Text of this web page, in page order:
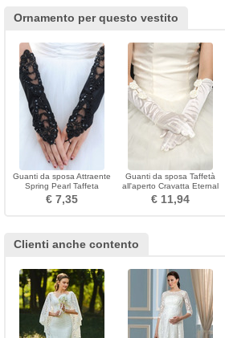
Ornamento per questo vestito
Guanti da sposa Attraente
Spring Pearl Taffeta
Outdoor
€ 7,35
Guanti da sposa Taffetà
all'aperto Cravatta Eternal
Bow
€ 11,94
Clienti anche contento